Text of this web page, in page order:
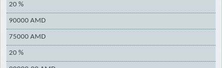
20 %
90000 AMD
75000 AMD
20 %